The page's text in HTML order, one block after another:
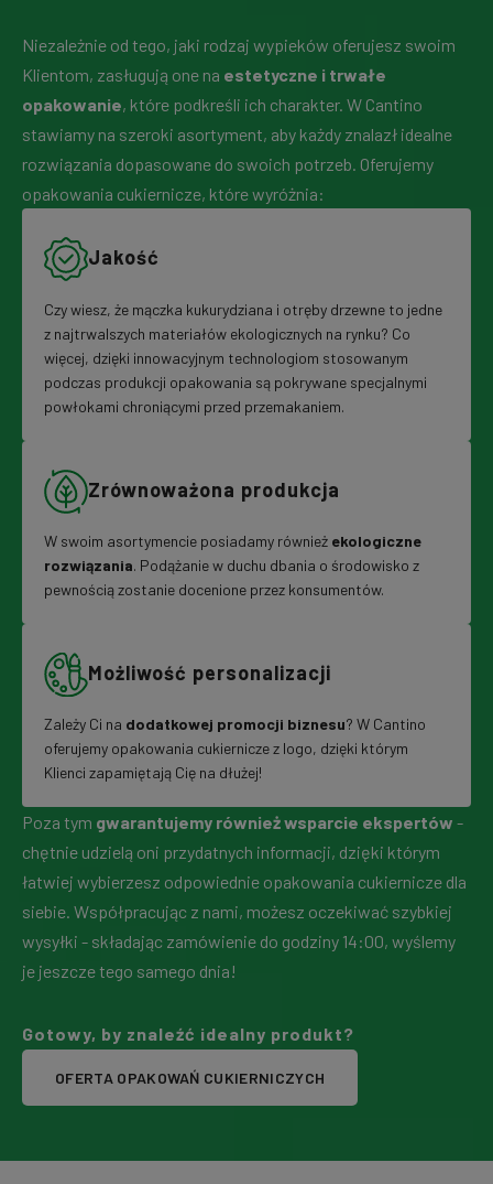
Niezależnie od tego, jaki rodzaj wypieków oferujesz swoim
Klientom, zasługują one na estetyczne i trwałe
opakowanie, które podkreśli ich charakter. W Cantino
stawiamy na szeroki asortyment, aby każdy znalazł idealne
rozwiązania dopasowane do swoich potrzeb. Oferujemy
opakowania cukiernicze, które wyróżnia:
Jakość
Czy wiesz, że mączka kukurydziana i otręby drzewne to jedne
z najtrwalszych materiałów ekologicznych na rynku? Co
więcej, dzięki innowacyjnym technologiom stosowanym
podczas produkcji opakowania są pokrywane specjalnymi
powłokami chroniącymi przed przemakaniem.
Zrównoważona produkcja
W swoim asortymencie posiadamy również ekologiczne
rozwiązania. Podążanie w duchu dbania o środowisko z
pewnością zostanie docenione przez konsumentów.
Możliwość personalizacji
Zależy Ci na dodatkowej promocji biznesu? W Cantino
oferujemy opakowania cukiernicze z logo, dzięki którym
Klienci zapamiętają Cię na dłużej!
Poza tym gwarantujemy również wsparcie ekspertów -
chętnie udzielą oni przydatnych informacji, dzięki którym
łatwiej wybierzesz odpowiednie opakowania cukiernicze dla
siebie. Współpracując z nami, możesz oczekiwać szybkiej
wysyłki - składając zamówienie do godziny 14:00, wyślemy
je jeszcze tego samego dnia!
Gotowy, by znaleźć idealny produkt?
OFERTA OPAKOWAŃ CUKIERNICZYCH